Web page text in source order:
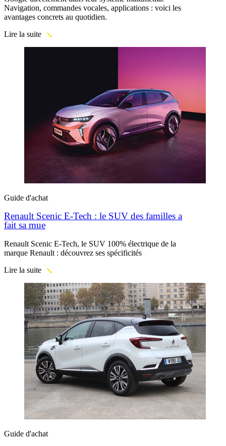
Navigation, commandes vocales, applications : voici les
avantages concrets au quotidien.
Lire la suite
Guide d'achat
Renault Scenic E-Tech : le SUV des familles a
fait sa mue
Renault Scenic E-Tech, le SUV 100% électrique de la
marque Renault : découvrez ses spécificités
Lire la suite
Guide d'achat